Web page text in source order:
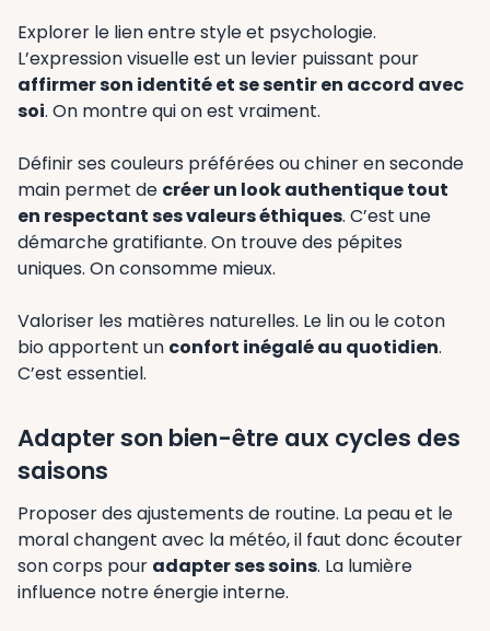
Explorer le lien entre style et psychologie.
L’expression visuelle est un levier puissant pour
affirmer son identité et se sentir en accord avec
soi. On montre qui on est vraiment.
Définir ses couleurs préférées ou chiner en seconde
main permet de créer un look authentique tout
en respectant ses valeurs éthiques. C’est une
démarche gratifiante. On trouve des pépites
uniques. On consomme mieux.
Valoriser les matières naturelles. Le lin ou le coton
bio apportent un confort inégalé au quotidien.
C’est essentiel.
Adapter son bien-être aux cycles des
saisons
Proposer des ajustements de routine. La peau et le
moral changent avec la météo, il faut donc écouter
son corps pour adapter ses soins. La lumière
influence notre énergie interne.